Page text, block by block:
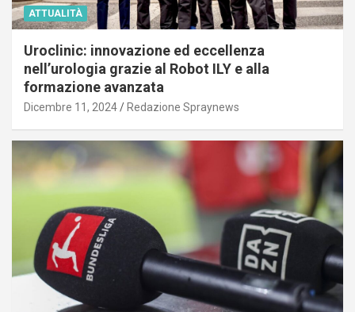
ATTUALITÀ
Uroclinic: innovazione ed eccellenza
nell’urologia grazie al Robot ILY e alla
formazione avanzata
Dicembre 11, 2024 Redazione Spraynews